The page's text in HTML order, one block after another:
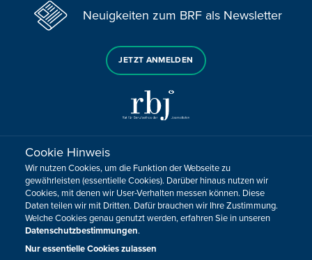
Neuigkeiten zum BRF als Newsletter
JETZT ANMELDEN
Sie haben noch Fragen oder Anmerkungen?
KONTAKTIEREN SIE UNS!
Impressum Datenschutz Kontakt
Barrierefreiheit
Cookie-Zustimmung anpassen
Design, Konzept & Programmierung:
Cookie Hinweis
Wir nutzen Cookies, um die Funktion der Webseite zu
gewährleisten (essentielle Cookies). Darüber hinaus nutzen wir
Cookies, mit denen wir User-Verhalten messen können. Diese
Daten teilen wir mit Dritten. Dafür brauchen wir Ihre Zustimmung.
Welche Cookies genau genutzt werden, erfahren Sie in unseren
Datenschutzbestimmungen.
Nur essentielle Cookies zulassen